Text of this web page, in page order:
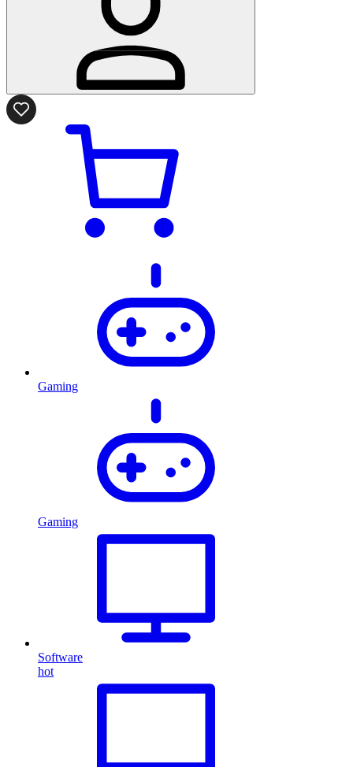
Gaming
Gaming
Software
hot